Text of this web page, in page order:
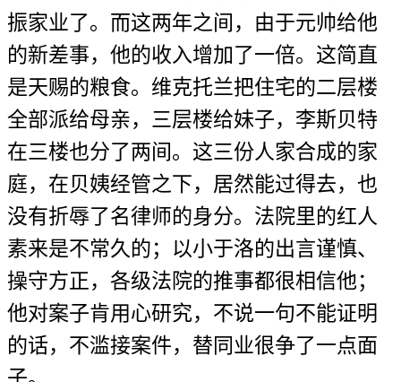
振家业了。而这两年之间，由于元帅给他
的新差事，他的收入增加了一倍。这简直
是天赐的粮食。维克托兰把住宅的二层楼
全部派给母亲，三层楼给妹子，李斯贝特
在三楼也分了两间。这三份人家合成的家
庭，在贝姨经管之下，居然能过得去，也
没有折辱了名律师的身分。法院里的红人
素来是不常久的；以小于洛的出言谨慎、
操守方正，各级法院的推事都很相信他；
他对案子肯用心研究，不说一句不能证明
的话，不滥接案件，替同业很争了一点面
子。